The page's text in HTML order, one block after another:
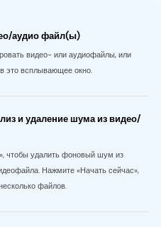
аудио файл(ы)
видео- или аудиофайлы, или
это всплывающее окно.
и удаление шума из видео/
чтобы удалить фоновый шум из
Нажмите «Начать сейчас»,
файлов.